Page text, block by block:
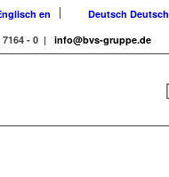
en Deutsch Deutsch
7164 - 0 |
info@bvs-gruppe.de